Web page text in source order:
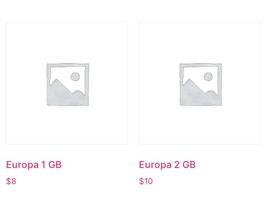
Europa 1 GB
$8
Europa 2 GB
$10